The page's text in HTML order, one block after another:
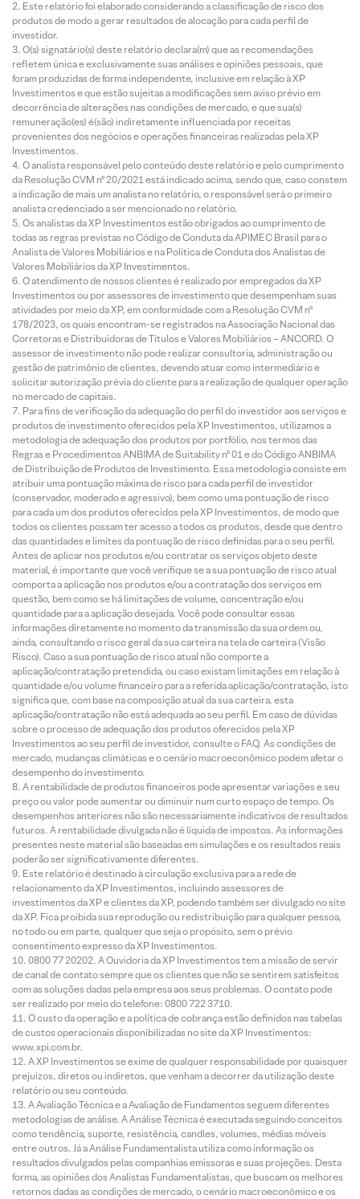
Este relatório foi elaborado considerando a classificação de risco dos
produtos de modo a gerar resultados de alocação para cada perfil de
investidor.
O(s) signatário(s) deste relatório declara(m) que as recomendações
refletem única e exclusivamente suas análises e opiniões pessoais, que
foram produzidas de forma independente, inclusive em relação à XP
Investimentos e que estão sujeitas a modificações sem aviso prévio em
decorrência de alterações nas condições de mercado, e que sua(s)
remuneração(es) é(são) indiretamente influenciada por receitas
provenientes dos negócios e operações financeiras realizadas pela XP
Investimentos.
O analista responsável pelo conteúdo deste relatório e pelo cumprimento
da Resolução CVM nº 20/2021 está indicado acima, sendo que, caso constem
a indicação de mais um analista no relatório, o responsável será o primeiro
analista credenciado a ser mencionado no relatório.
Os analistas da XP Investimentos estão obrigados ao cumprimento de
todas as regras previstas no Código de Conduta da APIMEC Brasil para o
Analista de Valores Mobiliários e na Política de Conduta dos Analistas de
Valores Mobiliários da XP Investimentos.
O atendimento de nossos clientes é realizado por empregados da XP
Investimentos ou por assessores de investimento que desempenham suas
atividades por meio da XP, em conformidade com a Resolução CVM nº
178/2023, os quais encontram-se registrados na Associação Nacional das
Corretoras e Distribuidoras de Títulos e Valores Mobiliários – ANCORD. O
assessor de investimento não pode realizar consultoria, administração ou
gestão de patrimônio de clientes, devendo atuar como intermediário e
solicitar autorização prévia do cliente para a realização de qualquer operação
no mercado de capitais.
Para fins de verificação da adequação do perfil do investidor aos serviços e
produtos de investimento oferecidos pela XP Investimentos, utilizamos a
metodologia de adequação dos produtos por portfólio, nos termos das
Regras e Procedimentos ANBIMA de Suitability nº 01 e do Código ANBIMA
de Distribuição de Produtos de Investimento. Essa metodologia consiste em
atribuir uma pontuação máxima de risco para cada perfil de investidor
(conservador, moderado e agressivo), bem como uma pontuação de risco
para cada um dos produtos oferecidos pela XP Investimentos, de modo que
todos os clientes possam ter acesso a todos os produtos, desde que dentro
das quantidades e limites da pontuação de risco definidas para o seu perfil.
Antes de aplicar nos produtos e/ou contratar os serviços objeto deste
material, é importante que você verifique se a sua pontuação de risco atual
comporta a aplicação nos produtos e/ou a contratação dos serviços em
questão, bem como se há limitações de volume, concentração e/ou
quantidade para a aplicação desejada. Você pode consultar essas
informações diretamente no momento da transmissão da sua ordem ou,
ainda, consultando o risco geral da sua carteira na tela de carteira (Visão
Risco). Caso a sua pontuação de risco atual não comporte a
aplicação/contratação pretendida, ou caso existam limitações em relação à
quantidade e/ou volume financeiro para a referida aplicação/contratação, isto
significa que, com base na composição atual da sua carteira, esta
aplicação/contratação não está adequada ao seu perfil. Em caso de dúvidas
sobre o processo de adequação dos produtos oferecidos pela XP
Investimentos ao seu perfil de investidor, consulte o FAQ. As condições de
mercado, mudanças climáticas e o cenário macroeconômico podem afetar o
desempenho do investimento.
A rentabilidade de produtos financeiros pode apresentar variações e seu
preço ou valor pode aumentar ou diminuir num curto espaço de tempo. Os
desempenhos anteriores não são necessariamente indicativos de resultados
futuros. A rentabilidade divulgada não é líquida de impostos. As informações
presentes neste material são baseadas em simulações e os resultados reais
poderão ser significativamente diferentes.
Este relatório é destinado à circulação exclusiva para a rede de
relacionamento da XP Investimentos, incluindo assessores de
investimentos da XP e clientes da XP, podendo também ser divulgado no site
da XP. Fica proibida sua reprodução ou redistribuição para qualquer pessoa,
no todo ou em parte, qualquer que seja o propósito, sem o prévio
consentimento expresso da XP Investimentos.
0800 77 20202. A Ouvidoria da XP Investimentos tem a missão de servir
de canal de contato sempre que os clientes que não se sentirem satisfeitos
com as soluções dadas pela empresa aos seus problemas. O contato pode
ser realizado por meio do telefone: 0800 722 3710.
O custo da operação e a política de cobrança estão definidos nas tabelas
de custos operacionais disponibilizadas no site da XP Investimentos:
www.xpi.com.br.
A XP Investimentos se exime de qualquer responsabilidade por quaisquer
prejuízos, diretos ou indiretos, que venham a decorrer da utilização deste
relatório ou seu conteúdo.
A Avaliação Técnica e a Avaliação de Fundamentos seguem diferentes
metodologias de análise. A Análise Técnica é executada seguindo conceitos
como tendência, suporte, resistência, candles, volumes, médias móveis
entre outros. Já a Análise Fundamentalista utiliza como informação os
resultados divulgados pelas companhias emissoras e suas projeções. Desta
forma, as opiniões dos Analistas Fundamentalistas, que buscam os melhores
retornos dadas as condições de mercado, o cenário macroeconômico e os